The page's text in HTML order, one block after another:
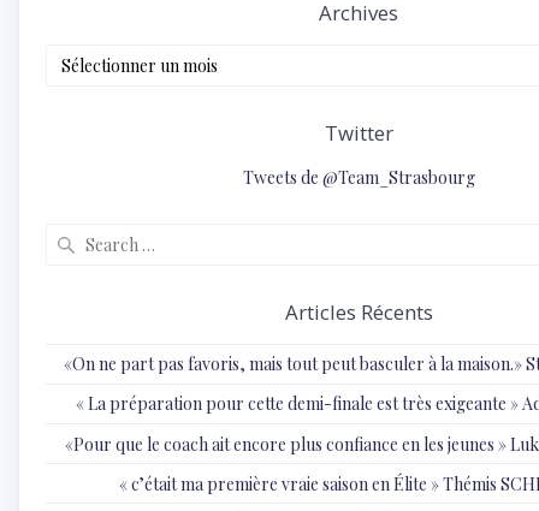
Archives
Twitter
Tweets de @Team_Strasbourg
Articles Récents
«On ne part pas favoris, mais tout peut basculer à la maison.»
« ⁠La préparation pour cette demi-finale est très exigeante »
«Pour que le coach ait encore plus confiance en les jeunes »
« c’était ma première vraie saison en Élite » Thémis